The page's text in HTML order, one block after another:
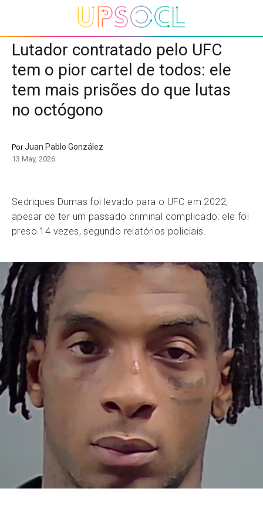
Lutador contratado pelo UFC
tem o pior cartel de todos: ele
tem mais prisões do que lutas
no octógono
PorJuan Pablo González
13 May, 2026
Sedriques Dumas foi levado para o UFC em 2022,
apesar de ter um passado criminal complicado: ele foi
preso 14 vezes, segundo relatórios policiais.